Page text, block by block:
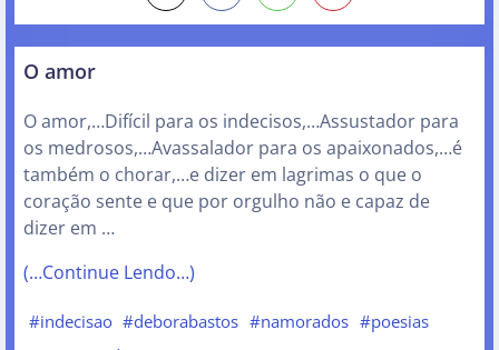
O amor
O amor,…Difícil para os indecisos,…Assustador para
os medrosos,…Avassalador para os apaixonados,…é
também o chorar,…e dizer em lagrimas o que o
coração sente e que por orgulho não e capaz de
dizer em …
(…Continue Lendo…)
#indecisao #deborabastos #namorados #poesias